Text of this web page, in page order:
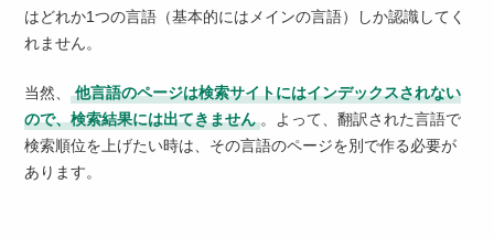
はどれか1つの言語（基本的にはメインの言語）しか認識してく
れません。
当然、 他言語のページは検索サイトにはインデックスされない
ので、検索結果には出てきません 。よって、翻訳された言語で
検索順位を上げたい時は、その言語のページを別で作る必要が
あります。